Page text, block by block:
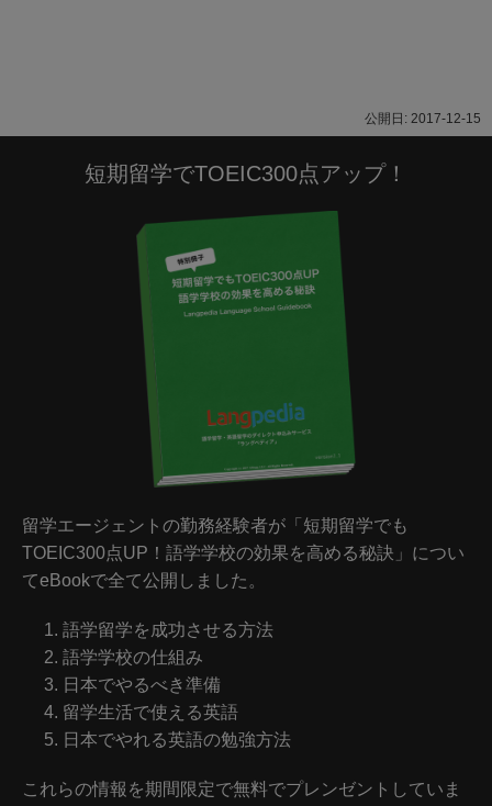
2017-12-15
短期留学でTOEIC300点アップ！
留学エージェントの勤務経験者が「短期留学でも
TOEIC300点UP！語学学校の効果を高める秘訣」につい
てeBookで全て公開しました。
語学留学を成功させる方法
語学学校の仕組み
日本でやるべき準備
留学生活で使える英語
日本でやれる英語の勉強方法
これらの情報を期間限定で無料でプレンゼントしていま